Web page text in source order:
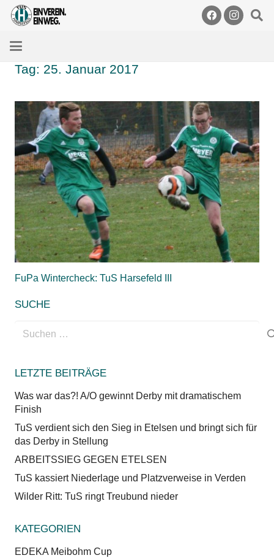
Tag: 25. Januar 2017
FuPa Wintercheck: TuS Harsefeld III
SUCHE
Suchen
LETZTE BEITRÄGE
Was war das?! A/O gewinnt Derby mit dramatischem
Finish
TuS verdient sich den Sieg in Etelsen und bringt sich für
das Derby in Stellung
ARBEITSSIEG GEGEN ETELSEN
TuS kassiert Niederlage und Platzverweise in Verden
Wilder Ritt: TuS ringt Treubund nieder
KATEGORIEN
EDEKA Meibohm Cup